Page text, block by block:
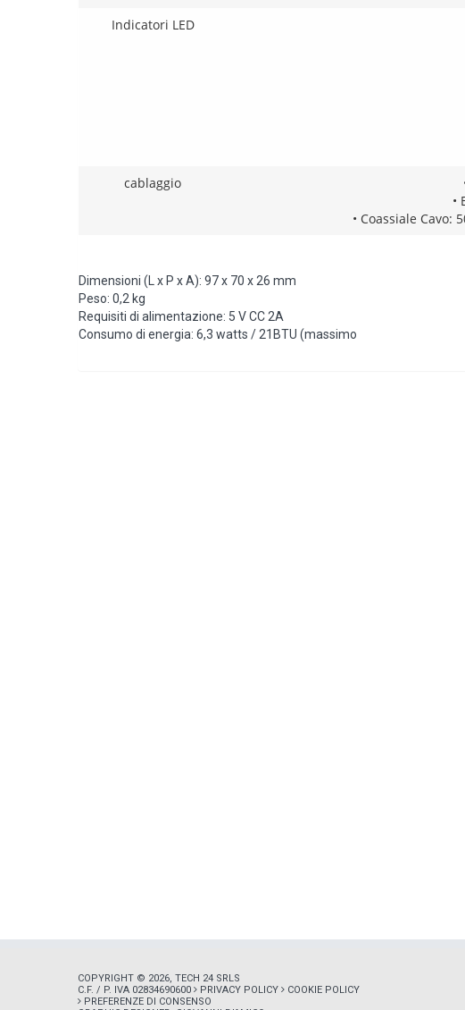
Indicatori LED
cablaggio
•
• Coassiale Cavo:
Dimensioni (L x P x A): 97 x 70 x 26 mm
Peso: 0,2 kg
Requisiti di alimentazione: 5 V CC 2A
Consumo di energia: 6,3 watts / 21BTU (massimo
COPYRIGHT © 2026, TECH 24 SRLS
C.F. / P. IVA 02834690600
PRIVACY POLICY
COOKIE POLICY
PREFERENZE DI CONSENSO